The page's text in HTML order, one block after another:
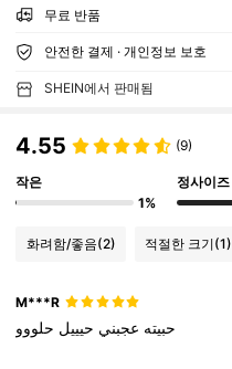
무료 반품
안전한 결제 · 개인정보 보호
SHEIN에서 판매됨
4.55 (9)
작은
1%
정사이즈
화려함/좋음(2) 적절한 크기(1)
M***R
حبيته عجبني حيييل حلووو